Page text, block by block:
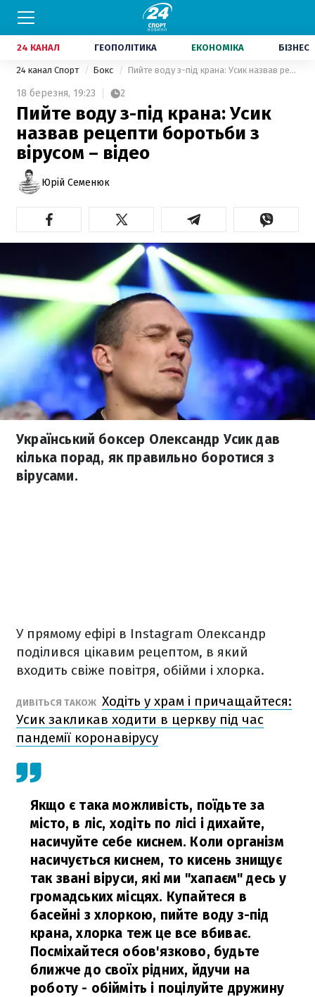
24 КАНАЛ ГЕОПОЛІТИКА ЕКОНОМІКА БІЗНЕС
24 канал Спорт Бокс Пийте воду з-під крана: Усик назвав рецепти боротьби з вірусом – відео
18 березня, 19:23 2
Пийте воду з-під крана: Усик
назвав рецепти боротьби з
вірусом – відео
Юрій Семенюк
Український боксер Олександр Усик дав
кілька порад, як правильно боротися з
вірусами.
У прямому ефірі в Instagram Олександр
поділився цікавим рецептом, в який
входить свіже повітря, обійми і хлорка.
ДИВІТЬСЯ ТАКОЖ Ходіть у храм і причащайтеся:
Усик закликав ходити в церкву під час
пандемії коронавірусу
Якщо є така можливість, поїдьте за
місто, в ліс, ходіть по лісі і дихайте,
насичуйте себе киснем. Коли організм
насичується киснем, то кисень знищує
так звані віруси, які ми "хапаєм" десь у
громадських місцях. Купайтеся в
басейні з хлоркою, пийте воду з-під
крана, хлорка теж це все вбиває.
Посміхайтеся обов'язково, будьте
ближче до своїх рідних, йдучи на
роботу - обійміть і поцілуйте дружину